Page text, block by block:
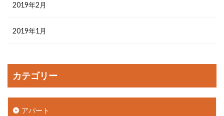
2019年2月
2019年1月
カテゴリー
アパート